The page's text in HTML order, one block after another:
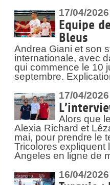
17/04/2026
Equipe
Bleus
Andrea Giani et son
internationale, avec
qui commence le 10
septembre.
17/04/2026
Alors que
Alexia Richard et
mai, pour prendre le
Tricolores expliquent
Angeles en ligne de
16/04/2026